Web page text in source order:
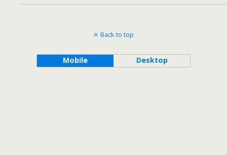
Back to top
Mobile Desktop